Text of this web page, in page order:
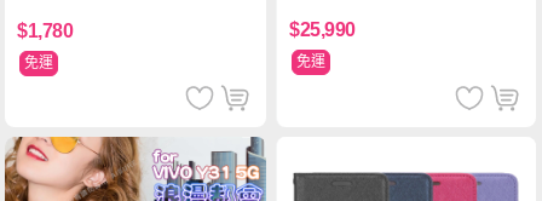
$1,780
免運
$25,990
免運